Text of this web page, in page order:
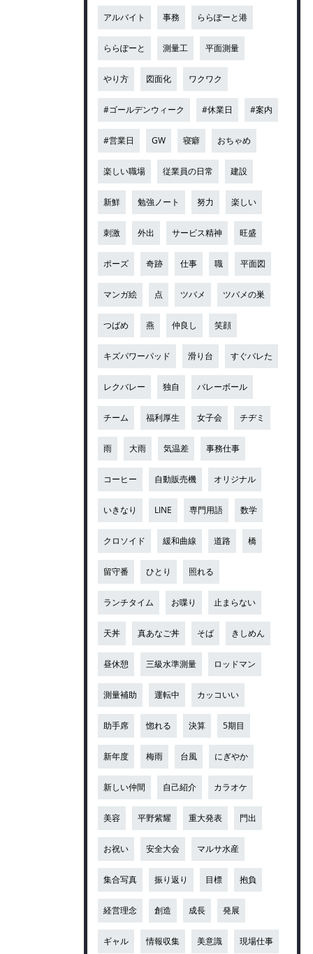
アルバイト 事務 ららぽーと港
ららぽーと 測量工 平面測量
やり方 図面化 ワクワク
#ゴールデンウィーク #休業日 #案内
#営業日 GW 寝癖 おちゃめ
楽しい職場 従業員の日常 建設
新鮮 勉強ノート 努力 楽しい
刺激 外出 サービス精神 旺盛
ポーズ 奇跡 仕事 職 平面図
マンガ絵 点 ツバメ ツバメの巣
つばめ 燕 仲良し 笑顔
キズパワーパッド 滑り台 すぐバレた
レクバレー 独自 バレーボール
チーム 福利厚生 女子会 チヂミ
雨 大雨 気温差 事務仕事
コーヒー 自動販売機 オリジナル
いきなり LINE 専門用語 数学
クロソイド 緩和曲線 道路 橋
留守番 ひとり 照れる
ランチタイム お喋り 止まらない
天丼 真あなご丼 そば きしめん
昼休憩 三級水準測量 ロッドマン
測量補助 運転中 カッコいい
助手席 惚れる 決算 5期目
新年度 梅雨 台風 にぎやか
新しい仲間 自己紹介 カラオケ
美容 平野紫耀 重大発表 門出
お祝い 安全大会 マルサ水産
集合写真 振り返り 目標 抱負
経営理念 創造 成長 発展
ギャル 情報収集 美意識 現場仕事